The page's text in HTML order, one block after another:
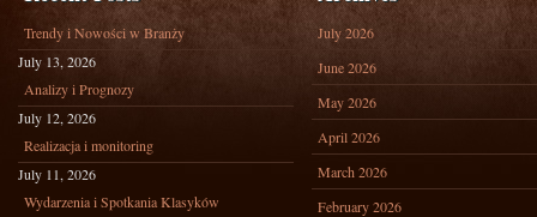
Trendy i Nowości w Branży
July 13, 2026
Analizy i Prognozy
July 12, 2026
Realizacja i monitoring
July 11, 2026
Wydarzenia i Spotkania Klasyków
July 2026
June 2026
May 2026
April 2026
March 2026
February 2026